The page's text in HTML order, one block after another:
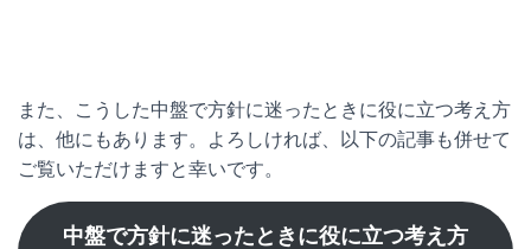
また、こうした中盤で方針に迷ったときに役に立つ考え方
は、他にもあります。よろしければ、以下の記事も併せて
ご覧いただけますと幸いです。
中盤で方針に迷ったときに役に立つ考え方